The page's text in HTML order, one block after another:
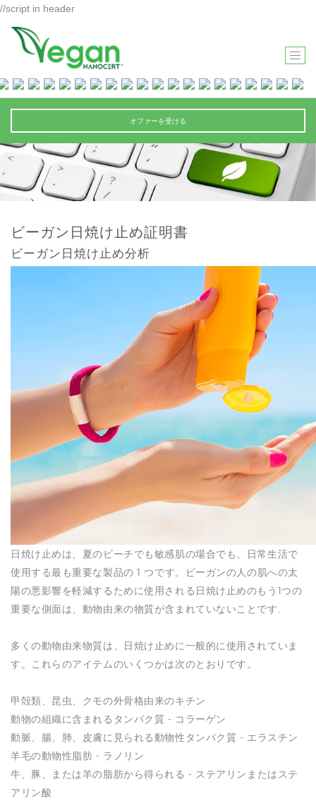
//script in header
T
O
G
G
L
N
A
V
オファーを受ける
ビーガン日焼け止め証明書
ビーガン日焼け止め分析
日焼け止めは、夏のビーチでも敏感肌の場合でも、日常生活で
使用する最も重要な製品の 1 つです。ビーガンの人の肌への太
陽の悪影響を軽減するために使用される日焼け止めのもう1つの
重要な側面は、動物由来の物質が含まれていないことです.
多くの動物由来物質は、日焼け止めに一般的に使用されていま
す。これらのアイテムのいくつかは次のとおりです。
甲殻類、昆虫、クモの外骨格由来のキチン
動物の組織に含まれるタンパク質 - コラーゲン
動脈、腸、肺、皮膚に見られる動物性タンパク質 - エラスチン
羊毛の動物性脂肪 - ラノリン
牛、豚、または羊の脂肪から得られる - ステアリンまたはステ
アリン酸